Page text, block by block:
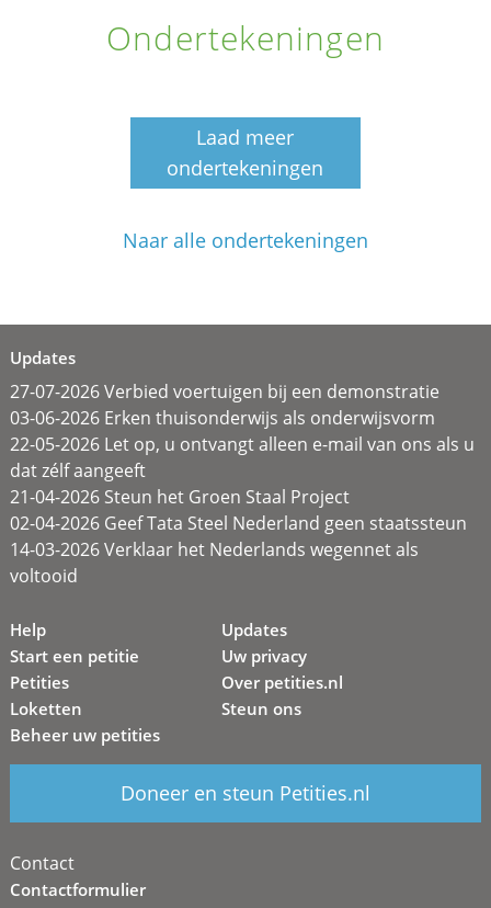
Ondertekeningen
Laad meer
ondertekeningen
Naar alle ondertekeningen
Updates
27-07-2026 Verbied voertuigen bij een demonstratie
03-06-2026 Erken thuisonderwijs als onderwijsvorm
22-05-2026 Let op, u ontvangt alleen e-mail van ons als u
dat zélf aangeeft
21-04-2026 Steun het Groen Staal Project
02-04-2026 Geef Tata Steel Nederland geen staatssteun
14-03-2026 Verklaar het Nederlands wegennet als
voltooid
Help
Start een petitie
Petities
Loketten
Beheer uw petities
Updates
Uw privacy
Over petities.nl
Steun ons
Doneer en steun Petities.nl
Contact
Contactformulier